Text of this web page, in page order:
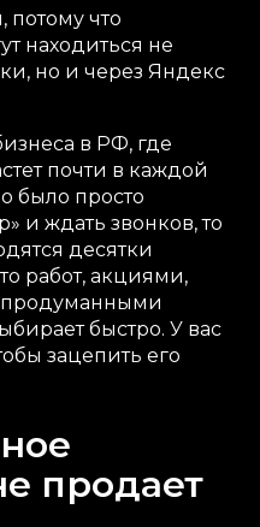
потому что
находиться не
но и через Яндекс
в РФ, где
почти в каждой
было просто
и ждать звонков, то
десятки
работ, акциями,
быстро. У вас
зацепить его
продает